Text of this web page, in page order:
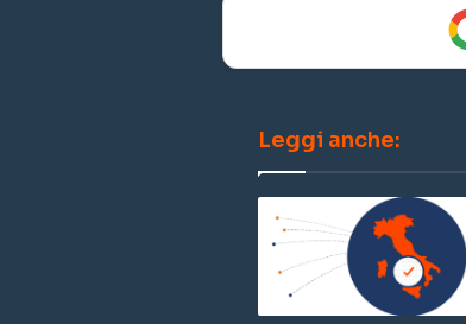
Leggi anche: